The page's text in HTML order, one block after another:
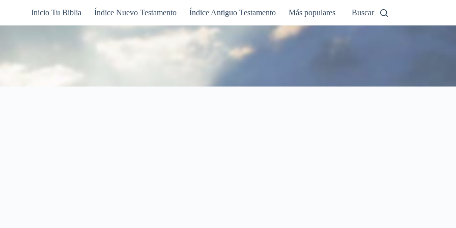
Inicio Tu Biblia Índice Nuevo Testamento Índice Antiguo Testamento Más populares Buscar